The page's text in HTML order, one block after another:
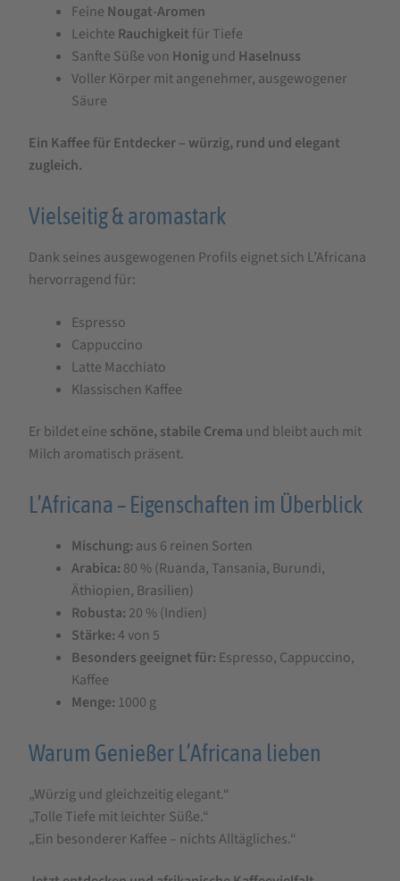
Feine Nougat-Aromen
Leichte Rauchigkeit für Tiefe
Sanfte Süße von Honigund Haselnuss
Voller Körper mit angenehmer, ausgewogener
Säure
Ein Kaffee für Entdecker – würzig, rund und elegant
zugleich.
Vielseitig & aromastark
Dank seines ausgewogenen Profils eignet sich L’Africana
hervorragend für:
Espresso
Cappuccino
Latte Macchiato
Klassischen Kaffee
Er bildet eine schöne, stabile Crema und bleibt auch mit
Milch aromatisch präsent.
L’Africana – Eigenschaften im Überblick
Mischung: aus 6 reinen Sorten
Arabica: 80 % (Ruanda, Tansania, Burundi,
Äthiopien, Brasilien)
Robusta: 20 % (Indien)
Stärke:4 von 5
Besonders geeignet für: Espresso, Cappuccino,
Kaffee
Menge: 1000 g
Warum Genießer L’Africana lieben
„Würzig und gleichzeitig elegant.“
„Tolle Tiefe mit leichter Süße.“
„Ein besonderer Kaffee – nichts Alltägliches.“